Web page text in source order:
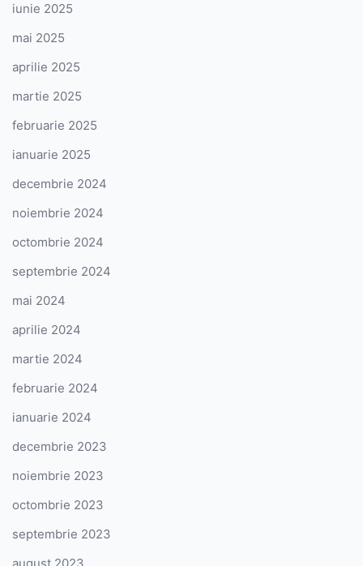
iunie 2025
mai 2025
aprilie 2025
martie 2025
februarie 2025
ianuarie 2025
decembrie 2024
noiembrie 2024
octombrie 2024
septembrie 2024
mai 2024
aprilie 2024
martie 2024
februarie 2024
ianuarie 2024
decembrie 2023
noiembrie 2023
octombrie 2023
septembrie 2023